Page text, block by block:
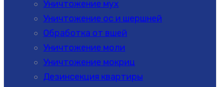
Уничтожение мух
Уничтожение ос и шершней
Обработка от вшей
Уничтожение моли
Уничтожение мокриц
Дезинсекция квартиры